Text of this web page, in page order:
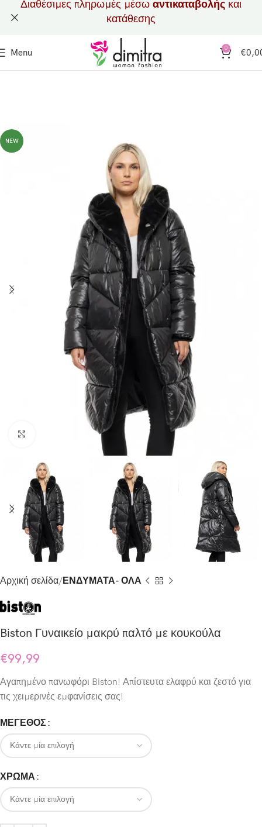
Menu 0 €
NEW
Αρχική σελίδα ΕΝΔΥΜΑΤΑ- ΟΛΑ
Biston Γυναικείο μακρύ παλτό με κουκούλα
€99,99
Αγαπημένο πανωφόρι Biston! Απίστευτα ελαφρύ και ζεστό για
τις χειμερινές εμφανίσεις σας!
ΜΕΓΕΘΟΣ
ΧΡΩΜΑ
Διαθέσιμες πληρωμές μέσω αντικαταβολής και
κατάθεσης